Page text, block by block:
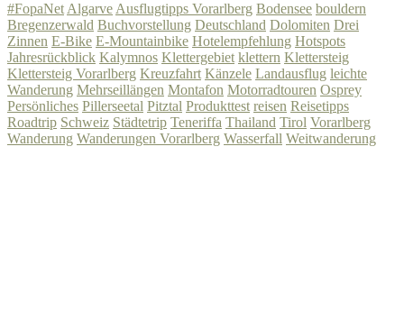
#FopaNet Algarve Ausflugtipps Vorarlberg Bodensee bouldern
Bregenzerwald Buchvorstellung Deutschland Dolomiten Drei
Zinnen E-Bike E-Mountainbike Hotelempfehlung Hotspots
Jahresrückblick Kalymnos Klettergebiet klettern Klettersteig
Klettersteig Vorarlberg Kreuzfahrt Känzele Landausflug leichte
Wanderung Mehrseillängen Montafon Motorradtouren Osprey
Persönliches Pillerseetal Pitztal Produkttest reisen Reisetipps
Roadtrip Schweiz Städtetrip Teneriffa Thailand Tirol Vorarlberg
Wanderung Wanderungen Vorarlberg Wasserfall Weitwanderung